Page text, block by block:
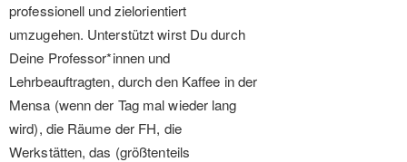
professionell und zielorientiert
umzugehen. Unterstützt wirst Du durch
Deine Professor*innen und
Lehrbeauftragten, durch den Kaffee in der
Mensa (wenn der Tag mal wieder lang
wird), die Räume der FH, die
Werkstätten, das (größtenteils